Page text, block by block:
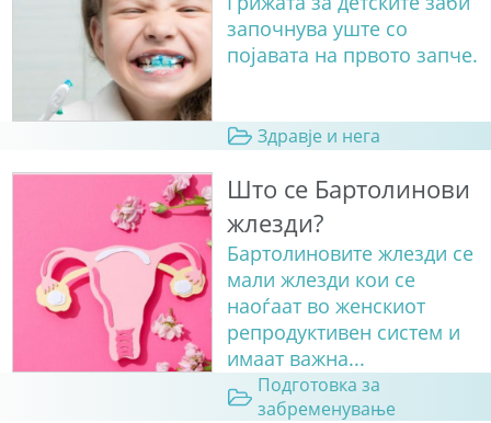
започнува уште со
појавата на првото запче.
Здравје и нега
Што се Бартолинови
жлезди?
Бартолиновите жлезди се
мали жлезди кои се
наоѓаат во женскиот
репродуктивен систем и
имаат важна...
Подготовка за
забременување